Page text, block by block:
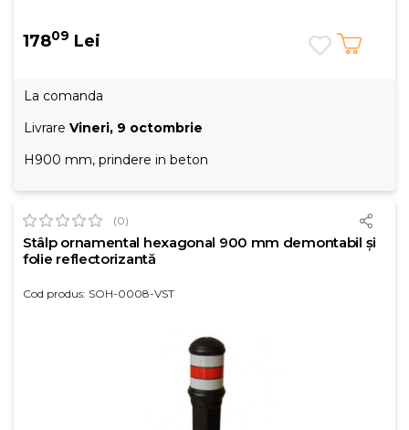
17809 Lei
La comanda
Livrare Vineri, 9 octombrie
H900 mm, prindere in beton
(0)
Stâlp ornamental hexagonal 900 mm demontabil și
folie reflectorizantă
Cod produs: SOH-0008-VST